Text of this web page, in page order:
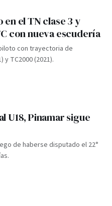
el TN clase 3 y
con nueva escudería
con trayectoria de
y TC2000 (2021).
U18, Pinamar sigue
de haberse disputado el 22°